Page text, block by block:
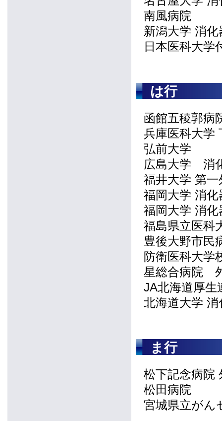
南風病院
新潟大学 消
日本医科大
は行
函館五稜郭病
兵庫医科大学
弘前大学
広島大学 消
福井大学 第一
福岡大学 消化
福岡大学 消化
福島県立医科
豊後大野市
防衛医科大学
星総合病院
JA北海道厚
北海道大学 消
ま行
松下記念病院
松田病院
宮城県立がん